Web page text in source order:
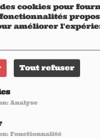
cookies pour
améliorer
Tout refuser
Analyse
Fonctionnalité